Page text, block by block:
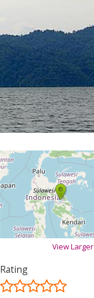
View
Rating